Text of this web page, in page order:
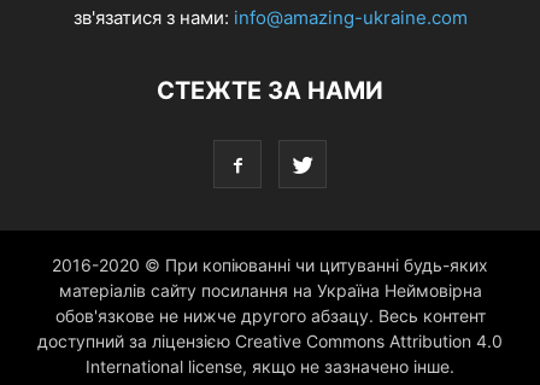
зв'язатися з нами: info@amazing-ukraine.com
СТЕЖТЕ ЗА НАМИ
2016-2020 © При копіюванні чи цитуванні будь-яких
матеріалів сайту посилання на Україна Неймовірна
обов'язкове не нижче другого абзацу. Весь контент
доступний за ліцензією Creative Commons Attribution 4.0
International license, якщо не зазначено інше.